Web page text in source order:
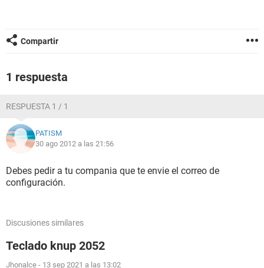
Compartir
1 respuesta
RESPUESTA 1 / 1
PATISM
30 ago 2012 a las 21:56
Debes pedir a tu compania que te envie el correo de
configuración.
Discusiones similares
Teclado knup 2052
Jhonalce - 13 sep 2021 a las 13:02